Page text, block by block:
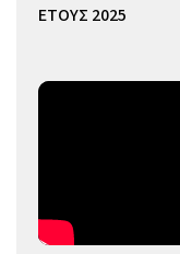
ΕΤΟΥΣ 2025